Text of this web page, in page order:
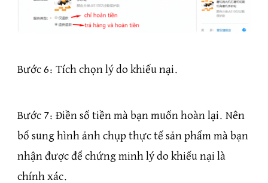
Bước 6: Tích chọn lý do khiếu nại.
Bước 7: Điền số tiền mà bạn muốn hoàn lại. Nên
bổ sung hình ảnh chụp thực tế sản phẩm mà bạn
nhận được để chứng minh lý do khiếu nại là
chính xác.